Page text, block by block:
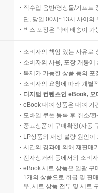
직수입 음반/영상물/기프트
단, 당일 00시~13시 사이의
박스 포장은 택배 배송이
소비자의 책임 있는 사유로
소비자의 사용, 포장 개봉
복제가 가능한 상품 등의
소비자의 요청에 따라 개별
디지털 컨텐츠인 eBook,
eBook 대여 상품은 대여 기
모바일 쿠폰 등록 후 취소/
중고상품이 구매확정(자동
LP상품의 재생 불량 원인
시간의 경과에 의해 재판매
전자상거래 등에서의 소비
eBook 세트 상품은 일괄 구
1개의 상품으로 취급 및 판
우, 세트 상품 전부 및 세트